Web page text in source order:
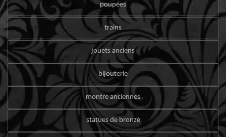
poupées
trains
jouets anciens
bijouterie
montre anciennes
statues de bronze